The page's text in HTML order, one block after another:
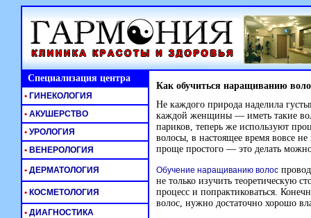
Специализация центра Как обучиться наращиванию
Не каждого природа наделила
каждой женщины — иметь такие
париков, теперь же используют
волосы, в настоящее время вовсе
проще простого — это делать
Обучение наращиванию волос
не только изучить теоретическую
процесс и попрактиковаться.
волос, нужно достаточно хорошо
• ГИНЕКОЛОГИЯ
• АКУШЕРСТВО
• УРОЛОГИЯ
• ВЕНЕРОЛОГИЯ
• ДЕРМАТОЛОГИЯ
• КОСМЕТОЛОГИЯ
• ДИАГНОСТИКА